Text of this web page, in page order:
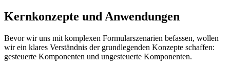
Kernkonzepte und Anwendungen
Bevor wir uns mit komplexen Formularszenarien befassen, wollen
wir ein klares Verständnis der grundlegenden Konzepte schaffen:
gesteuerte Komponenten und ungesteuerte Komponenten.